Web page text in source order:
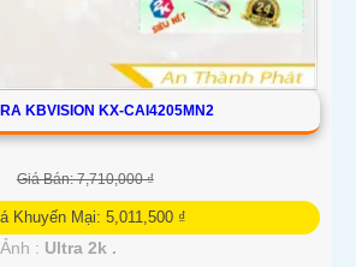
KBVISION KX-CAI4205MN2
Giá Bán: 7,710,000 ₫
Khuyến Mại: 5,011,500 ₫
: Ultra 2k .